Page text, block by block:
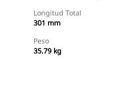
Longitud Total
301 mm
Peso
35.79 kg